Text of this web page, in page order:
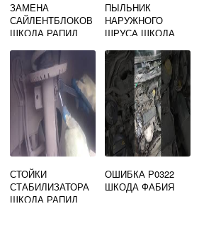
ЗАМЕНА
САЙЛЕНТБЛОКОВ
ШКОДА РАПИД
ПЫЛЬНИК
НАРУЖНОГО
ШРУСА ШКОДА
СТОЙКИ
СТАБИЛИЗАТОРА
ШКОДА РАПИД
ОШИБКА Р0322
ШКОДА ФАБИЯ